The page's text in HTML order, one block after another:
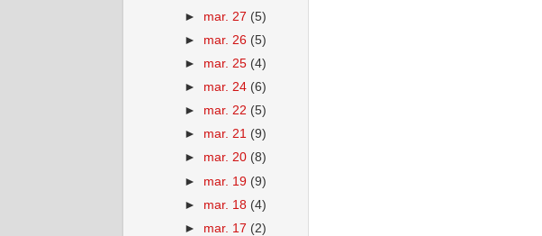
► mar. 27 (5)
► mar. 26 (5)
► mar. 25 (4)
► mar. 24 (6)
► mar. 22 (5)
► mar. 21 (9)
► mar. 20 (8)
► mar. 19 (9)
► mar. 18 (4)
► mar. 17 (2)